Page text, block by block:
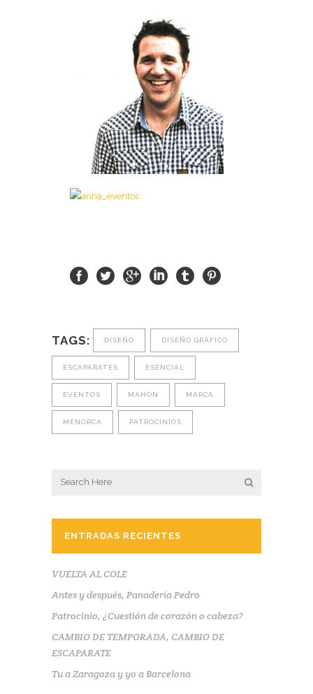
TAGS: DISEÑO DISEÑO GRÁFICO
ESCAPARATES ESENCIAL
EVENTOS MAHÓN MARCA
MENORCA PATROCINIOS
ENTRADAS RECIENTES
VUELTA AL COLE
Antes y después, Panadería Pedro
Patrocinio, ¿Cuestión de corazón o cabeza?
CAMBIO DE TEMPORADA, CAMBIO DE
ESCAPARATE
Tu a Zaragoza y yo a Barcelona